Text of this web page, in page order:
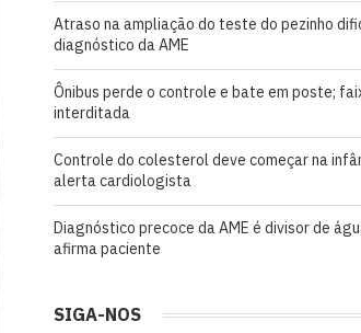
Atraso na ampliação do teste do pezinho
diagnóstico da AME
Ônibus perde o controle e bate em poste;
interditada
Controle do colesterol deve começar na
alerta cardiologista
Diagnóstico precoce da AME é divisor de
afirma paciente
SIGA-NOS